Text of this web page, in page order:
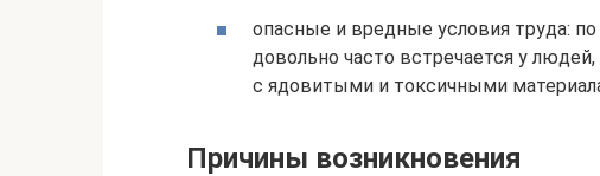
опасные и вредные условия труда:
довольно часто встречается у
с ядовитыми и токсичными
Причины возникновения